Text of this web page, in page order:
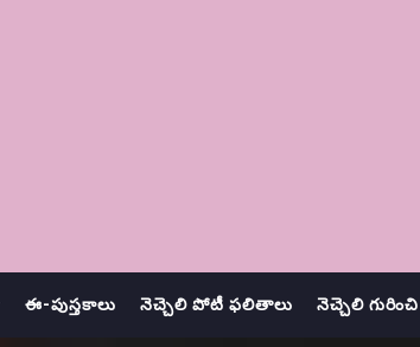
ఈ-పుస్తకాలు నెచ్చెలి పోటీ ఫలితాలు నెచ్చెలి గురించి